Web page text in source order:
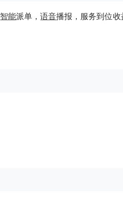
智能派单，语音播报，服务到位收